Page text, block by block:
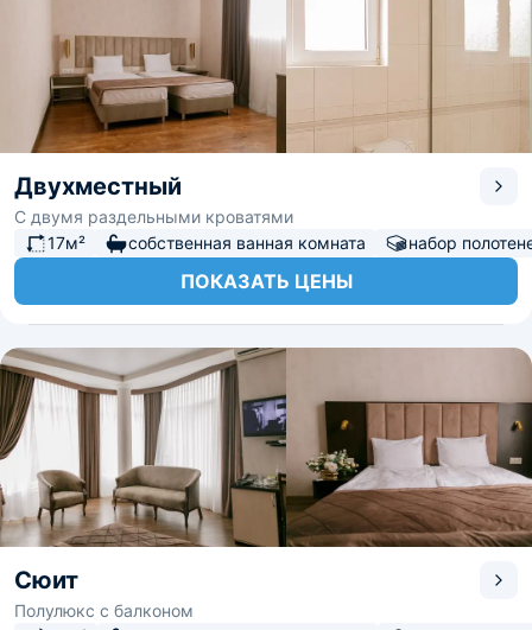
Двухместный
С двумя раздельными кроватями
17м²
собственная ванная комната набор
ПОКАЗАТЬ ЦЕНЫ
Сюит
Полулюкс с балконом